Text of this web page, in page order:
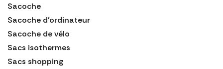
Sacoche
Sacoche d'ordinateur
Sacoche de vélo
Sacs isothermes
Sacs shopping